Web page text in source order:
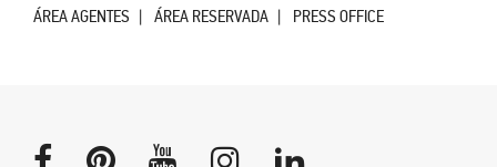
ÁREA AGENTES
ÁREA RESERVADA PRESS OFFICE